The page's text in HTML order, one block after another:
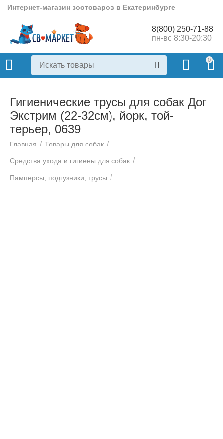
Интернет-магазин зоотоваров в Екатеринбурге
8(800) 250-71-88
пн-вс 8:30-20:30
0
Гигиенические трусы для собак Дог
Экстрим (22-32см), йорк, той-
терьер, 0639
Главная / Товары для собак /
Средства ухода и гигиены для собак /
Памперсы, подгузники, трусы /